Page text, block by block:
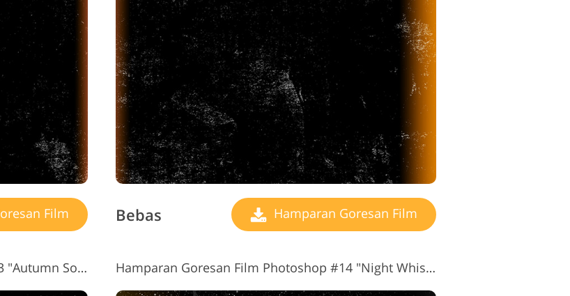
Film Bebas Hamparan Goresan Film
Hamparan Goresan Film Photoshop #13 "Autumn Sonata" Hamparan Goresan Film Photoshop #14 "Night Whispers"